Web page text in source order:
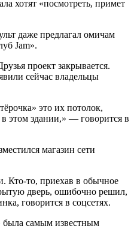
хотят «посмотреть, примет
даже предлагал омичам
Jam».
проект закрывается.
сейчас владельцы
это их потолок,
этом здании,» — говорится в
магазин сети
Кто-то, приехав в обычное
дверь, ошибочно решил,
говорится в соцсетях.
была самым известным